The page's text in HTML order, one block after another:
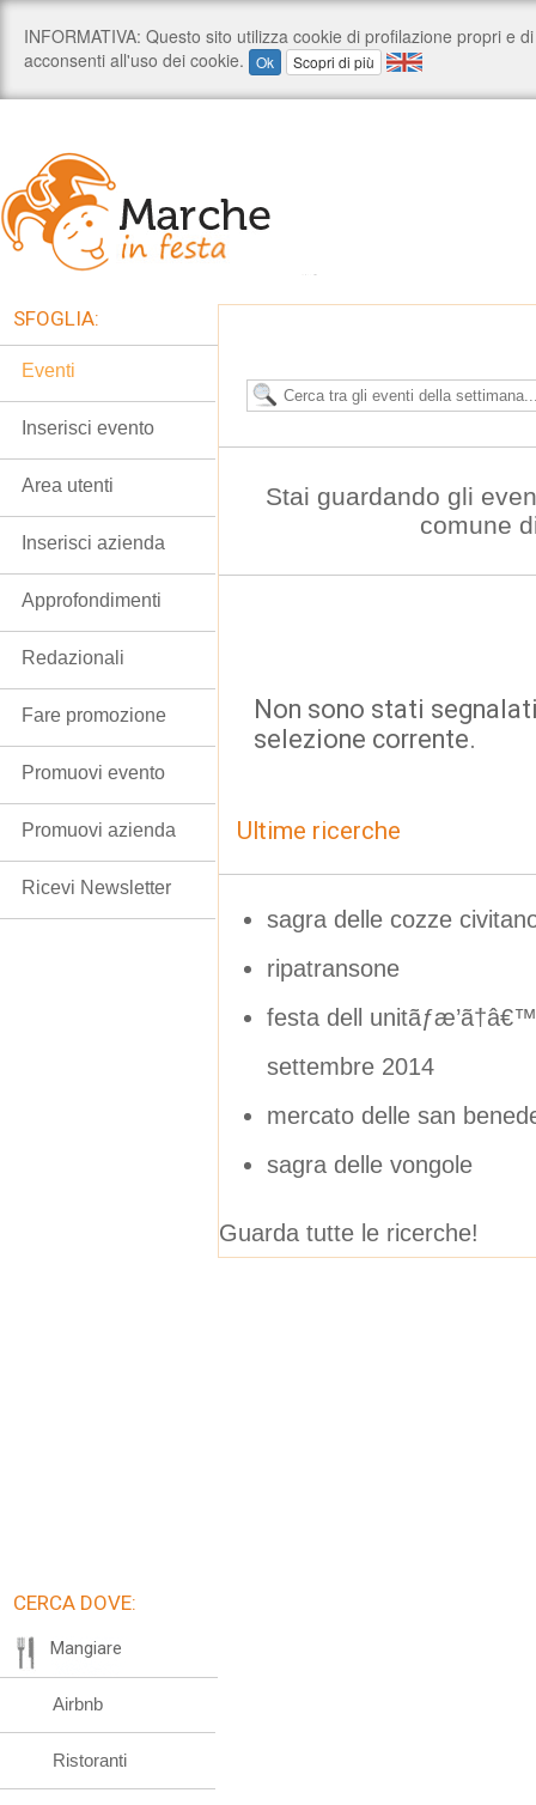
Stai guardando gli
comune
Non sono stati
selezione corrente.
Ultime ricerche
sagra delle cozze
ripatransone
festa dell
settembre 2014
mercato delle san
sagra delle vongole
Guarda tutte le ricerche!
SFOGLIA:
Eventi
Inserisci evento
Area utenti
Inserisci azienda
Approfondimenti
Redazionali
Fare promozione
Promuovi evento
Promuovi azienda
Ricevi Newsletter
CERCA DOVE:
Mangiare
Airbnb
Ristoranti